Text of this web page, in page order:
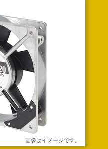
画像はイメージです。